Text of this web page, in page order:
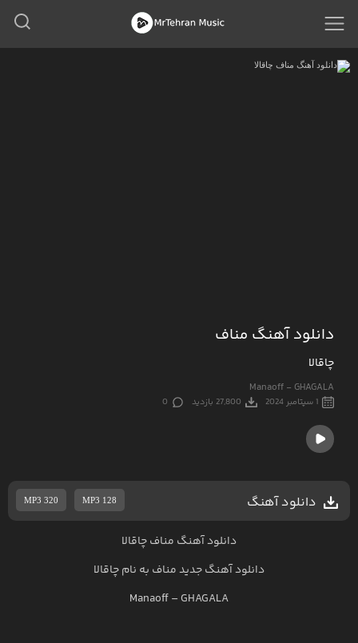
دانلود آهنگ مناف
چاقالا
Manaoff - GHAGALA
1 سپتامبر 2024 27,800 بازدید 0
دانلود آهنگ MP3 320 MP3 128
دانلود آهنگ مناف چاقالا
دانلود آهنگ جدیدمناف به نام چاقالا
Manaoff – GHAGALA